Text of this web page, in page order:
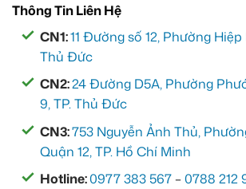
Thông Tin Liên Hệ
CN1:11 Đường số 12, Phường
Thủ Đức
CN2:24 Đường D5A, Phường
9, TP. Thủ Đức
CN3:753 Nguyễn Ảnh Thủ,
Quận 12, TP. Hồ Chí Minh
Hotline:0977 383 567 –0788 212